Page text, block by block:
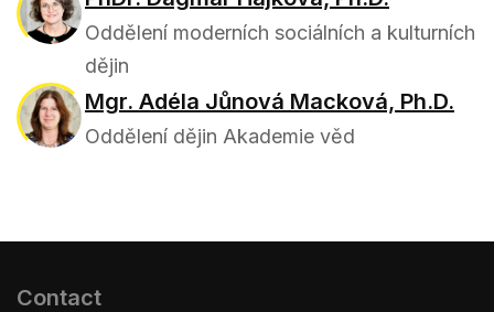
Oddělení moderních sociálních a kulturních
dějin
Mgr. Adéla Jůnová Macková, Ph.D.
Oddělení dějin Akademie věd
Contact